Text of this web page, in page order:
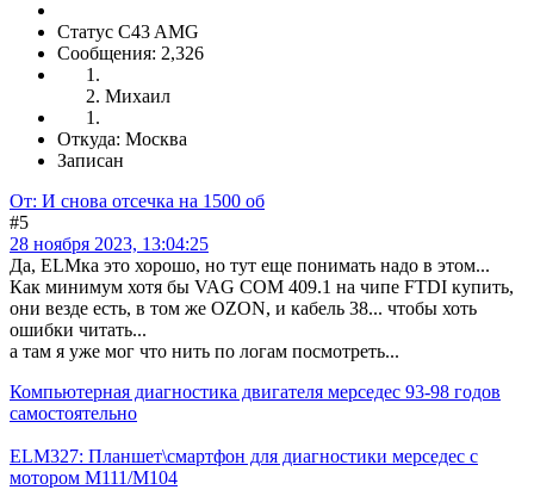
Статус C43 AMG
Сообщения: 2,326
Михаил
Откуда: Москва
Записан
От: И снова отсечка на 1500 об
#5
28 ноября 2023, 13:04:25
Да, ELMка это хорошо, но тут еще понимать надо в этом...
Как минимум хотя бы VAG COM 409.1 на чипе FTDI купить,
они везде есть, в том же OZON, и кабель 38... чтобы хоть
ошибки читать...
а там я уже мог что нить по логам посмотреть...
Компьютерная диагностика двигателя мерседес 93-98 годов
самостоятельно
ELM327: Планшет\смартфон для диагностики мерседес с
мотором M111/M104